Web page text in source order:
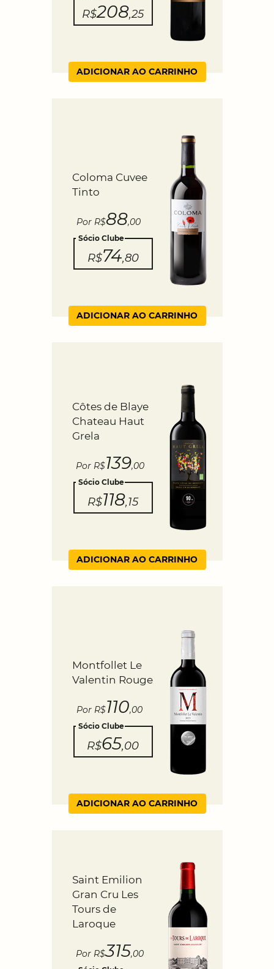
R$208,25
ADICIONAR AO CARRINHO
Coloma Cuvee
Tinto
Por R$88,00
Sócio Clube
R$74,80
ADICIONAR AO CARRINHO
Côtes de Blaye
Chateau Haut
Grela
Por R$139,00
Sócio Clube
R$118,15
ADICIONAR AO CARRINHO
Montfollet Le
Valentin Rouge
Por R$110,00
Sócio Clube
R$65,00
ADICIONAR AO CARRINHO
Saint Emilion
Gran Cru Les
Tours de
Laroque
Por R$315,00